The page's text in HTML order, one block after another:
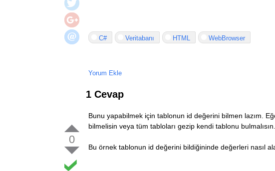
C# Veritabanı HTML WebBrowser
Yorum Ekle
1 Cevap
0
Bunu yapabilmek için tablonun id değerini bilmen lazım.
bilmelisin veya tüm tabloları gezip kendi tablonu
Bu örnek tablonun id değerini bildiğininde değerleri nasıl